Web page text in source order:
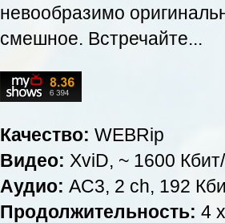
невообразимо
смешное. Встречайте...
Качество: WEBRip
Видео: XviD, ~ 1600
Аудио: AC3, 2 ch, 192
Продолжительность: 4